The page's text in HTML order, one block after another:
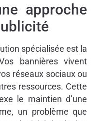
approche
spécialisée est la
bannières vivent
réseaux sociaux ou
ressources. Cette
le maintien d’une
un problème que